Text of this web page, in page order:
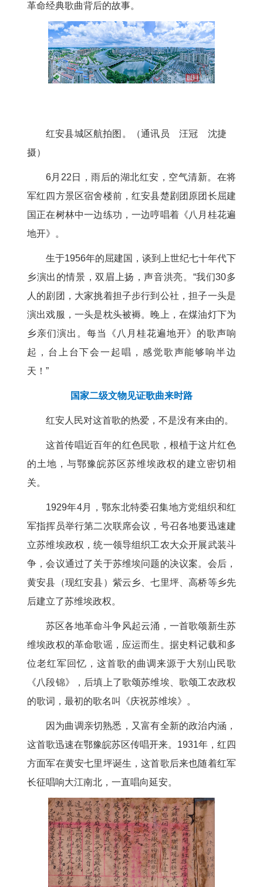
革命经典歌曲背后的故事。
红安县城区航拍图。（通讯员 汪冠 沈捷
摄）
6月22日，雨后的湖北红安，空气清新。在将
军红四方景区宿舍楼前，红安县楚剧团原团长屈建
国正在树林中一边练功，一边哼唱着《八月桂花遍
地开》。
生于1956年的屈建国，谈到上世纪七十年代下
乡演出的情景，双眉上扬，声音洪亮。“我们30多
人的剧团，大家挑着担子步行到公社，担子一头是
演出戏服，一头是枕头被褥。晚上，在煤油灯下为
乡亲们演出。每当《八月桂花遍地开》的歌声响
起，台上台下会一起唱，感觉歌声能够响半边
天！”
国家二级文物见证歌曲来时路
红安人民对这首歌的热爱，不是没有来由的。
这首传唱近百年的红色民歌，根植于这片红色
的土地，与鄂豫皖苏区苏维埃政权的建立密切相
关。
1929年4月，鄂东北特委召集地方党组织和红
军指挥员举行第二次联席会议，号召各地要迅速建
立苏维埃政权，统一领导组织工农大众开展武装斗
争，会议通过了关于苏维埃问题的决议案。会后，
黄安县（现红安县）紫云乡、七里坪、高桥等乡先
后建立了苏维埃政权。
苏区各地革命斗争风起云涌，一首歌颂新生苏
维埃政权的革命歌谣，应运而生。据史料记载和多
位老红军回忆，这首歌的曲调来源于大别山民歌
《八段锦》，后填上了歌颂苏维埃、歌颂工农政权
的歌词，最初的歌名叫《庆祝苏维埃》。
因为曲调亲切熟悉，又富有全新的政治内涵，
这首歌迅速在鄂豫皖苏区传唱开来。1931年，红四
方面军在黄安七里坪诞生，这首歌后来也随着红军
长征唱响大江南北，一直唱向延安。